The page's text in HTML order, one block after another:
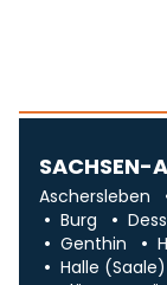
SACHSEN-
Aschersleben
Burg
Genthin
Halle (Saale)